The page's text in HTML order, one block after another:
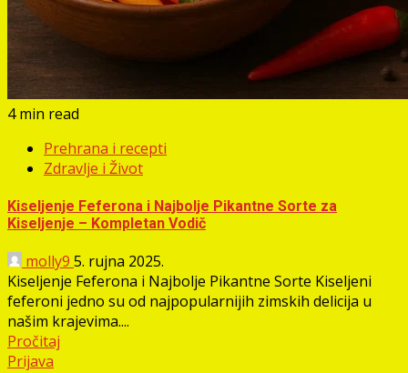
4 min read
Prehrana i recepti
Zdravlje i Život
Kiseljenje Feferona i Najbolje Pikantne Sorte za
Kiseljenje – Kompletan Vodič
molly9 5. rujna 2025.
Kiseljenje Feferona i Najbolje Pikantne Sorte Kiseljeni
feferoni jedno su od najpopularnijih zimskih delicija u
našim krajevima....
Pročitaj
Prijava